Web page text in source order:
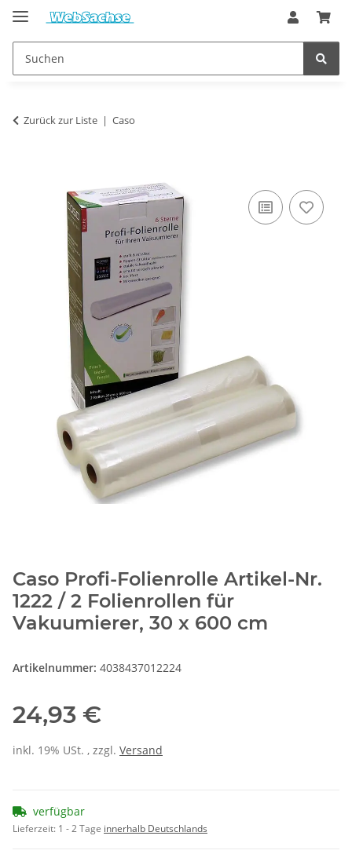
Zurück zur Liste Caso
Caso Profi-Folienrolle Artikel-Nr.
1222 / 2 Folienrollen für
Vakuumierer, 30 x 600 cm
Artikelnummer: 4038437012224
24,93 €
inkl. 19% USt. , zzgl. Versand
verfügbar
Lieferzeit: 1 - 2 Tage innerhalb Deutschlands